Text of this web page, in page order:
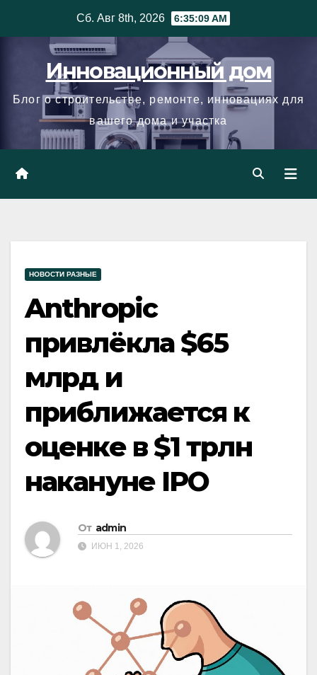
Сб. Авг 8th, 2026 6:35:10 AM
Инновационный дом
Блог о строительстве, ремонте, инновациях для
вашего дома и участка
НОВОСТИ РАЗНЫЕ
Anthropic
привлёкла $65
млрд и
приближается к
оценке в $1 трлн
накануне IPO
От admin
ИЮН 1, 2026